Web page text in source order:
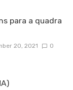
para a quadra
20, 2021 0